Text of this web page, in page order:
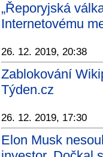
„Řeporyjská
Internetovému
26. 12. 2019, 20:38
Zablokování
Týden.cz
26. 12. 2019, 17:30
Elon Musk